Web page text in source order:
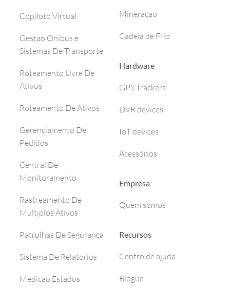
Copiloto Virtual
Gestao Onibus e
Sistemas De Transporte
Roteamento Livre De
Ativos
Roteamento De Ativos
Gerenciamento De
Pedidos
Central De
Monitoramento
Rastreamento De
Multiplos Ativos
Patrulhas De Seguranca
Sistema De Relatorios
Medicao Estados
Mineracao
Cadeia de Frio
Hardware
GPS Trackers
DVR devices
IoT devices
Acessórios
Empresa
Quem somos
Recursos
Centro de ajuda
Blogue